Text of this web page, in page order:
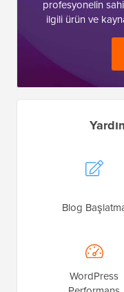
profesyonelin
ilgili ürün ve
Blog
WordPress